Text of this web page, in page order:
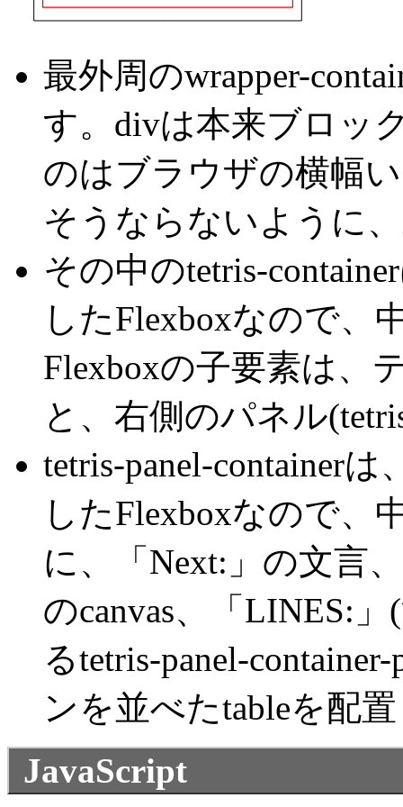
最外周のwrapper-
す。divは本来ブロッ
のはブラウザの横幅
そうならないように
その中のtetris-
したFlexboxなので、
Flexboxの子要素は、
と、右側のパネル
tetris-panel-container
したFlexboxなので、
に、「Next:」の文言
のcanvas、「LINES:
るtetris-panel-
ンを並べたtableを配
JavaScript